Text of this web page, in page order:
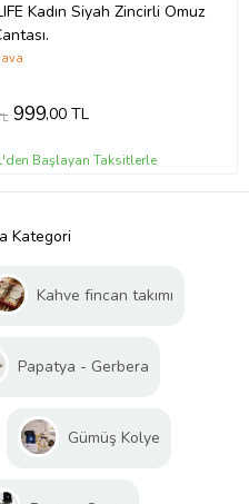
Kadın Siyah Zincirli Omuz
999,00 TL
Başlayan Taksitlerle
Kategori
Kahve fincan takımı
Papatya - Gerbera
Gümüş Kolye